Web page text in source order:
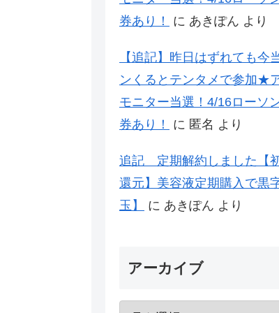
券あり！
に あきぽん より
【追記】昨日はずれても今
ンくるとテンタメで参加★
モニター当選！4/16ローソ
券あり！
に 匿名 より
追記 定期解約しました【
還元】美容液定期購入で黒
玉】
に あきぽん より
アーカイブ